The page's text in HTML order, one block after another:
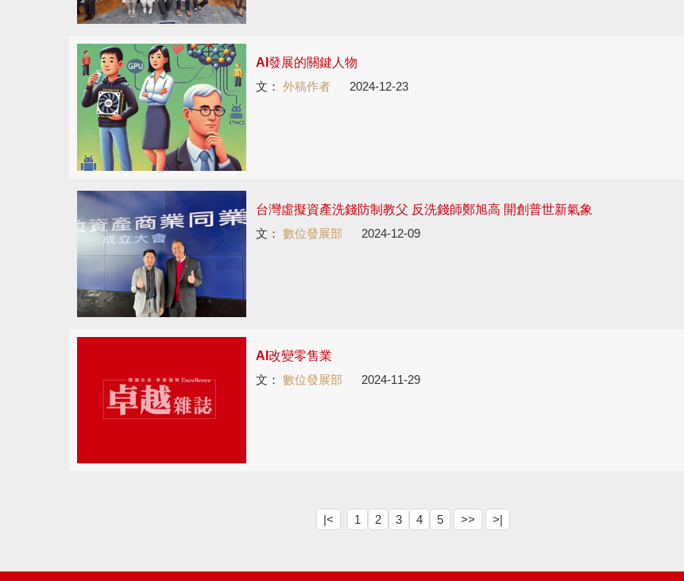
AI發展的關鍵人物
文： 外稿作者 2024-12-23
台灣虛擬資產洗錢防制教父 反洗錢師鄭旭高 開創普世新氣象
文： 數位發展部 2024-12-09
AI改變零售業
文： 數位發展部 2024-11-29
|< 1 2 3 4 5 >> >|